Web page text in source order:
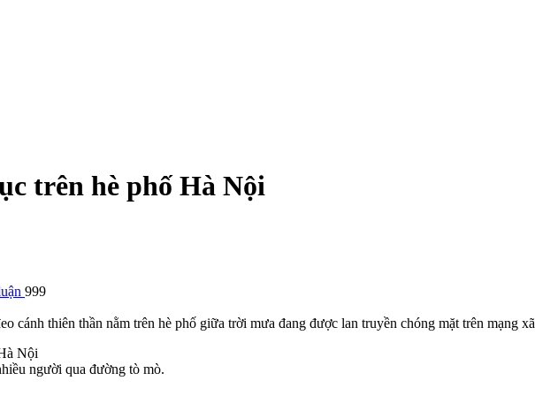
trên hè phố Hà Nội
999
cánh thiên thần nằm trên hè phố giữa trời mưa đang được lan truyền chóng mặt trên mạng
người qua đường tò mò.